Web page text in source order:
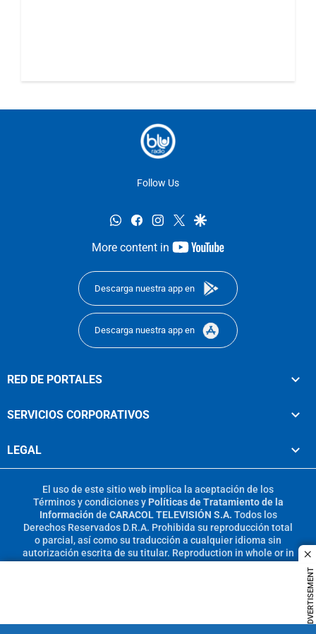
ADVERTISEMENT
Follow Us
whatsappfacebookinstagram
twittergoogle
More content in
youtube-
Descarga nuestra app en
Descarga nuestra app en
RED DE PORTALES
SERVICIOS CORPORATIVOS
LEGAL
El uso de este sitio web implica la aceptación de los
Términos y condicionesy Políticas de Tratamiento de la
Información de CARACOL TELEVISIÓN S.A. Todos los
Derechos Reservados D.R.A. Prohibida su reproducción total
o parcial, así como su traducción a cualquier idioma sin
autorización escrita de su titular. Reproduction in whole or in